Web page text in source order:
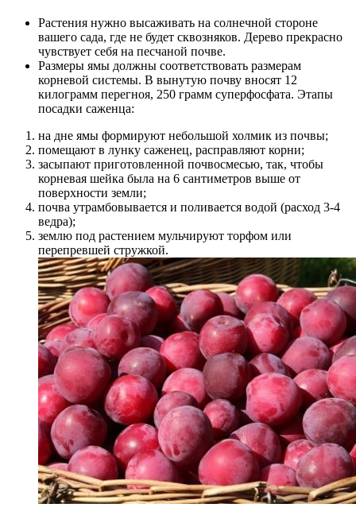
Растения нужно высаживать на солнечной стороне
вашего сада, где не будет сквозняков. Дерево прекрасно
чувствует себя на песчаной почве.
Размеры ямы должны соответствовать размерам
корневой системы. В вынутую почву вносят 12
килограмм перегноя, 250 грамм суперфосфата. Этапы
посадки саженца:
на дне ямы формируют небольшой холмик из почвы;
помещают в лунку саженец, расправляют корни;
засыпают приготовленной почвосмесью, так, чтобы
корневая шейка была на 6 сантиметров выше от
поверхности земли;
почва утрамбовывается и поливается водой (расход 3-4
ведра);
землю под растением мульчируют торфом или
перепревшей стружкой.